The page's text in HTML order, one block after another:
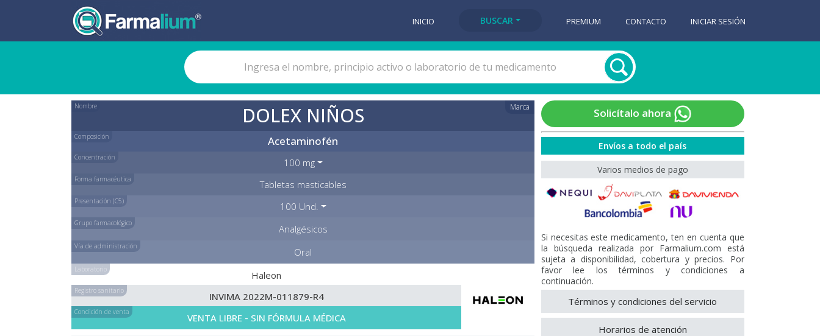
INICIO BUSCAR PREMIUM CONTACTO INICIAR SESIÓN
Nombre Marca
DOLEX NIÑOS
Composición Acetaminofén
Concentración 100 mg
Forma farmacéutica Tabletas masticables
Presentación (C5) 100 Und.
Grupo farmacológico Analgésicos
Vía de administración Oral
Laboratorio Haleon
Registro sanitario INVIMA 2022M-011879-R4
Condición de venta VENTA LIBRE - SIN FÓRMULA MÉDICA
Solicítalo ahora
Envíos a todo el país
Varios medios de pago
Si necesitas este medicamento, ten en cuenta que
la búsqueda realizada por Farmalium.com está
sujeta a disponibilidad, cobertura y precios. Por
favor lee los términos y condiciones a
continuación.
Términos y condiciones del servicio
Horarios de atención